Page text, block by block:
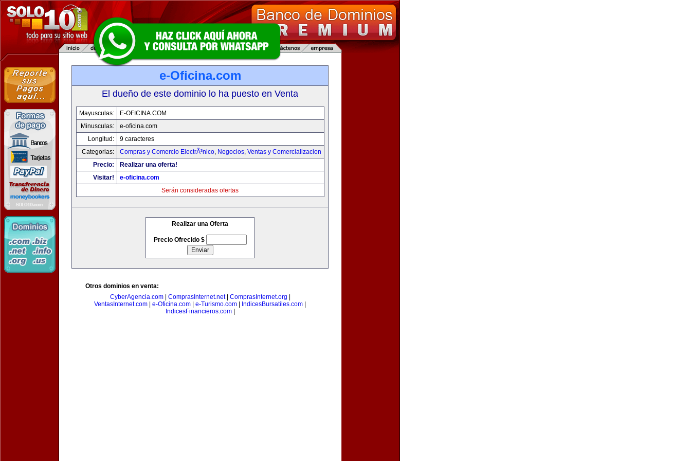
e-Oficina.com
El dueño de este dominio lo ha puesto en Venta
Mayusculas:
E-OFICINA.COM
Minusculas:
e-oficina.com
Longitud:
9 caracteres
Categorias:
Compras y Comercio ElectrÃ³nico, Negocios, Ventas y Comercializacion
Precio:
Realizar una oferta!
Visitar!
e-oficina.com
Serán consideradas ofertas
Realizar una Oferta
Precio Ofrecido $
Otros dominios en venta:
CyberAgencia.com| ComprasInternet.net| ComprasInternet.org
VentasInternet.com
e-Oficina.com e-Turismo.com IndicesBursatiles.com
IndicesFinancieros.com|